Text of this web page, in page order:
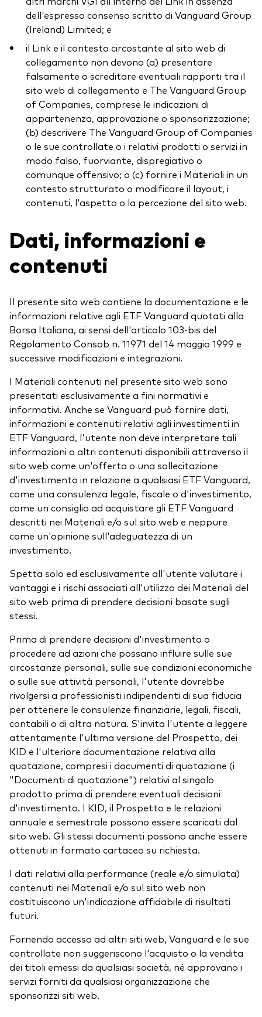
dell'espresso consenso scritto di Vanguard Group
(Ireland) Limited; e
il Link e il contesto circostante al sito web di
collegamento non devono (a) presentare
falsamente o screditare eventuali rapporti tra il
sito web di collegamento e The Vanguard Group
of Companies, comprese le indicazioni di
appartenenza, approvazione o sponsorizzazione;
(b) descrivere The Vanguard Group of Companies
o le sue controllate o i relativi prodotti o servizi in
modo falso, fuorviante, dispregiativo o
comunque offensivo; o (c) fornire i Materiali in un
contesto strutturato o modificare il layout, i
contenuti, l'aspetto o la percezione del sito web.
Dati, informazioni e
contenuti
Il presente sito web contiene la documentazione e le
informazioni relative agli ETF Vanguard quotati alla
Borsa Italiana, ai sensi dell'articolo 103-bis del
Regolamento Consob n. 11971 del 14 maggio 1999 e
successive modificazioni e integrazioni.
I Materiali contenuti nel presente sito web sono
presentati esclusivamente a fini normativi e
informativi. Anche se Vanguard può fornire dati,
informazioni e contenuti relativi agli investimenti in
ETF Vanguard, l'utente non deve interpretare tali
informazioni o altri contenuti disponibili attraverso il
sito web come un'offerta o una sollecitazione
d'investimento in relazione a qualsiasi ETF Vanguard,
come una consulenza legale, fiscale o d'investimento,
come un consiglio ad acquistare gli ETF Vanguard
descritti nei Materiali e/o sul sito web e neppure
come un'opinione sull'adeguatezza di un
investimento.
Spetta solo ed esclusivamente all'utente valutare i
vantaggi e i rischi associati all'utilizzo dei Materiali del
sito web prima di prendere decisioni basate sugli
stessi.
Prima di prendere decisioni d'investimento o
procedere ad azioni che possano influire sulle sue
circostanze personali, sulle sue condizioni economiche
o sulle sue attività personali, l'utente dovrebbe
rivolgersi a professionisti indipendenti di sua fiducia
per ottenere le consulenze finanziarie, legali, fiscali,
contabili o di altra natura. S'invita l'utente a leggere
attentamente l'ultima versione del Prospetto, dei
KID e l'ulteriore documentazione relativa alla
quotazione, compresi i documenti di quotazione (i
"Documenti di quotazione") relativi al singolo
prodotto prima di prendere eventuali decisioni
d'investimento. I KID, il Prospetto e le relazioni
annuale e semestrale possono essere scaricati dal
sito web. Gli stessi documenti possono anche essere
ottenuti in formato cartaceo su richiesta.
I dati relativi alla performance (reale e/o simulata)
contenuti nei Materiali e/o sul sito web non
costituiscono un'indicazione affidabile di risultati
futuri.
Fornendo accesso ad altri siti web, Vanguard e le sue
controllate non suggeriscono l'acquisto o la vendita
dei titoli emessi da qualsiasi società, né approvano i
servizi forniti da qualsiasi organizzazione che
sponsorizzi siti web.